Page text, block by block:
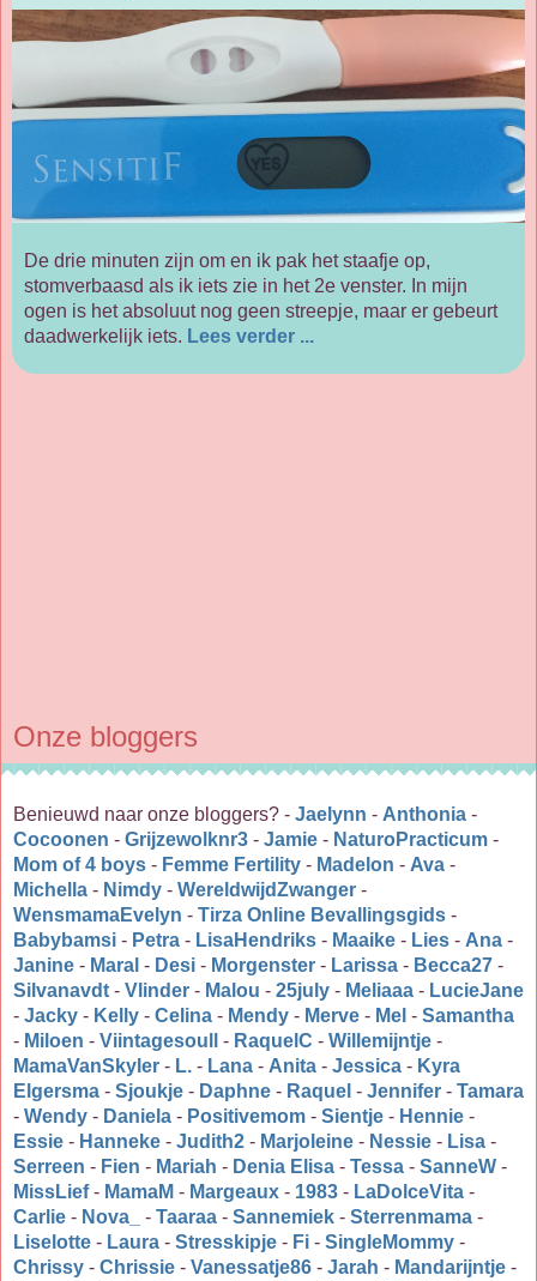
De drie minuten zijn om en ik pak het staafje op,
stomverbaasd als ik iets zie in het 2e venster. In mijn
ogen is het absoluut nog geen streepje, maar er gebeurt
daadwerkelijk iets. Lees verder ...
Onze bloggers
Benieuwd naar onze bloggers? - Jaelynn - Anthonia -
Cocoonen - Grijzewolknr3 - Jamie - NaturoPracticum -
Mom of 4 boys - Femme Fertility - Madelon - Ava -
Michella - Nimdy - WereldwijdZwanger -
WensmamaEvelyn - Tirza Online Bevallingsgids -
Babybamsi - Petra - LisaHendriks - Maaike - Lies - Ana -
Janine - Maral - Desi - Morgenster - Larissa - Becca27 -
Silvanavdt - Vlinder - Malou - 25july - Meliaaa - LucieJane
- Jacky - Kelly - Celina - Mendy - Merve - Mel - Samantha
- Miloen - Viintagesoull - RaquelC - Willemijntje -
MamaVanSkyler - L. - Lana - Anita - Jessica - Kyra
Elgersma - Sjoukje - Daphne - Raquel - Jennifer - Tamara
- Wendy - Daniela - Positivemom - Sientje - Hennie -
Essie - Hanneke - Judith2 - Marjoleine - Nessie - Lisa -
Serreen - Fien - Mariah - Denia Elisa - Tessa - SanneW -
MissLief- MamaM - Margeaux - 1983 - LaDolceVita -
Carlie - Nova_ - Taaraa - Sannemiek - Sterrenmama -
Liselotte - Laura - Stresskipje - Fi - SingleMommy -
Chrissy - Chrissie - Vanessatje86 - Jarah - Mandarijntje -